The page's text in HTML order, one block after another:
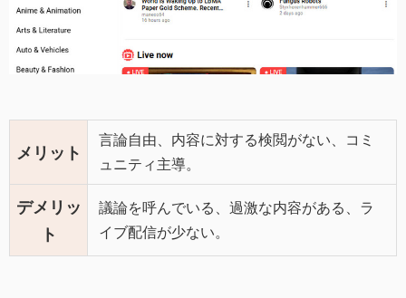
メリット
言論自由、内容に対する検閲がない、コミ
ュニティ主導。
デメリッ
ト
議論を呼んでいる、過激な内容がある、ラ
イブ配信が少ない。